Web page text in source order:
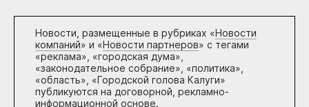
Новости, размещенные в рубриках «Новости
компаний» и «Новости партнеров» с тегами
«реклама», «городская дума»,
«законодательное собрание», «политика»,
«область», «Городской голова Калуги»
публикуются на договорной, рекламно-
информационной основе.